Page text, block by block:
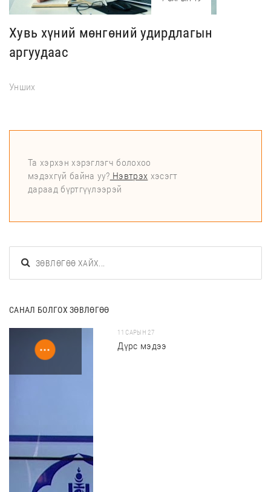
Хувь хүний мөнгөний удирдлагын
аргуудаас
Унших
Та хэрхэн хэрэглэгч болохоо
мэдэхгүй байна уу? Нэвтрэх хэсэгт
дараад бүртгүүлээрэй
САНАЛ БОЛГОХ ЗӨВЛӨГӨӨ
11 САРЫН 27
Дүрс мэдээ